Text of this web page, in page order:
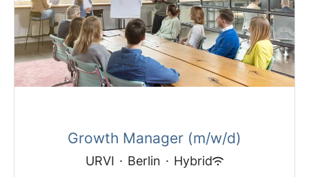
Growth Manager (m/w/d)
URVI · Berlin · Hybrid